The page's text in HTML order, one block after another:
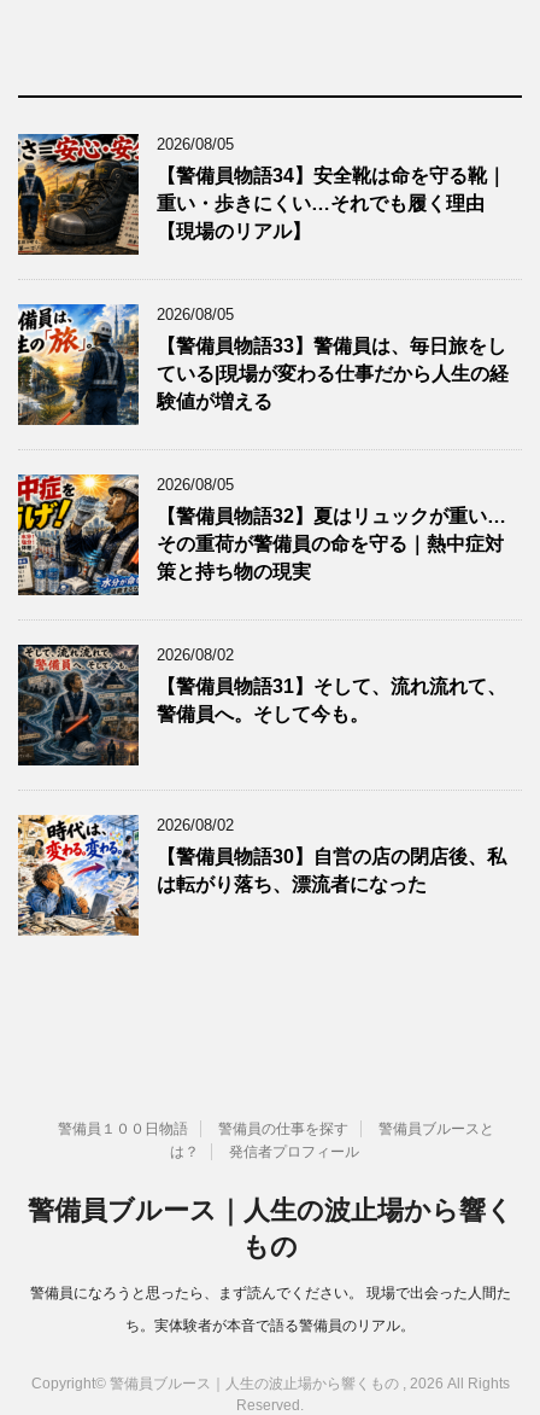
2026/08/05
【警備員物語34】安全靴は命を守る靴｜
重い・歩きにくい…それでも履く理由
【現場のリアル】
2026/08/05
【警備員物語33】警備員は、毎日旅をし
ている|現場が変わる仕事だから人生の経
験値が増える
2026/08/05
【警備員物語32】夏はリュックが重い…
その重荷が警備員の命を守る｜熱中症対
策と持ち物の現実
2026/08/02
【警備員物語31】そして、流れ流れて、
警備員へ。そして今も。
2026/08/02
【警備員物語30】自営の店の閉店後、私
は転がり落ち、漂流者になった
警備員１００日物語 警備員の仕事を探す
警備員ブルースと
は？
発信者プロフィール
警備員ブルース｜人生の波止場から響く
もの
警備員になろうと思ったら、まず読んでください。 現場で出会った人間た
ち。実体験者が本音で語る警備員のリアル。
Copyright© 警備員ブルース｜人生の波止場から響くもの , 2026 All Rights
Reserved.